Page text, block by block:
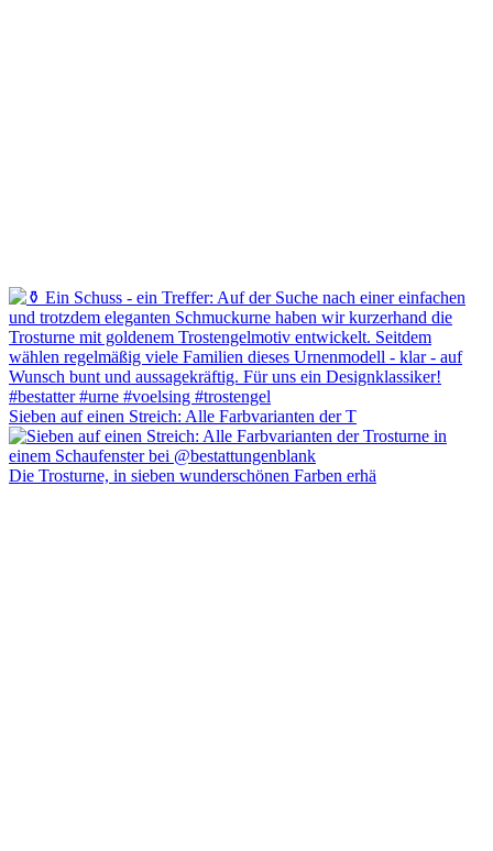
Sieben auf einen Streich: Alle Farbvarianten der T
Die Trosturne, in sieben wunderschönen Farben erhä